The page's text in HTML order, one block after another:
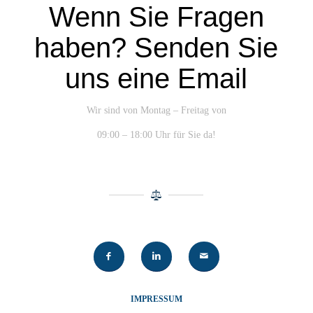
Wenn Sie Fragen
haben? Senden Sie
uns eine Email
Wir sind von Montag – Freitag von
09:00 – 18:00 Uhr für Sie da!
IMPRESSUM